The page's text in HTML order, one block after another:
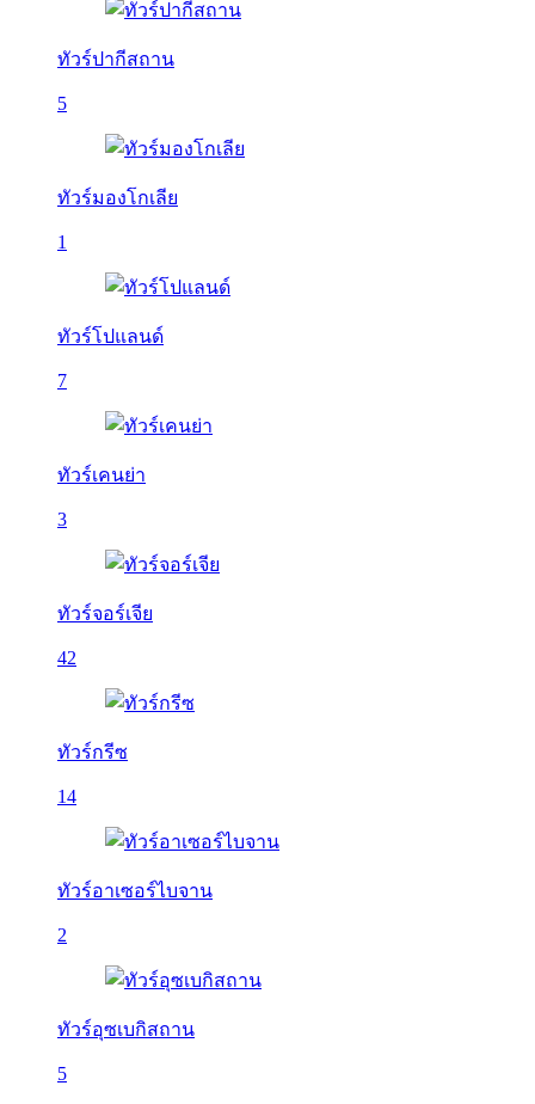
ทัวร์ปากีสถาน
5
ทัวร์มองโกเลีย
1
ทัวร์โปแลนด์
7
ทัวร์เคนย่า
3
ทัวร์จอร์เจีย
42
ทัวร์กรีซ
14
ทัวร์อาเซอร์ไบจาน
2
ทัวร์อุซเบกิสถาน
5